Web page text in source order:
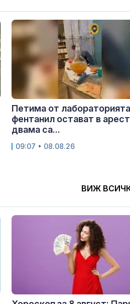
Петима от
фентанил остават в
двама са...
09:07 • 08.08.26
ВИЖ